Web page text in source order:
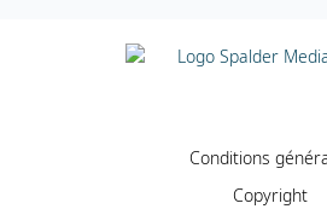
Confidentialité